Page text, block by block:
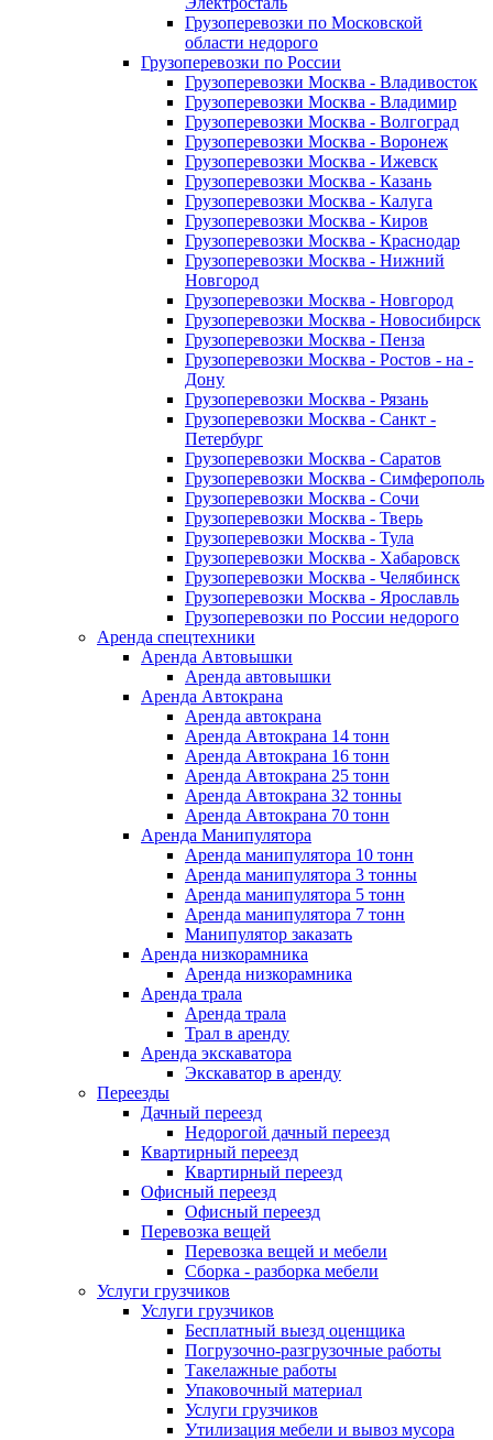
Грузоперевозки по Московской
области недорого
Грузоперевозки по России
Грузоперевозки Москва - Владивосток
Грузоперевозки Москва - Владимир
Грузоперевозки Москва - Волгоград
Грузоперевозки Москва - Воронеж
Грузоперевозки Москва - Ижевск
Грузоперевозки Москва - Казань
Грузоперевозки Москва - Калуга
Грузоперевозки Москва - Киров
Грузоперевозки Москва - Краснодар
Грузоперевозки Москва - Нижний
Новгород
Грузоперевозки Москва - Новгород
Грузоперевозки Москва - Новосибирск
Грузоперевозки Москва - Пенза
Грузоперевозки Москва - Ростов - на -
Дону
Грузоперевозки Москва - Рязань
Грузоперевозки Москва - Санкт -
Петербург
Грузоперевозки Москва - Саратов
Грузоперевозки Москва - Симферополь
Грузоперевозки Москва - Сочи
Грузоперевозки Москва - Тверь
Грузоперевозки Москва - Тула
Грузоперевозки Москва - Хабаровск
Грузоперевозки Москва - Челябинск
Грузоперевозки Москва - Ярославль
Грузоперевозки по России недорого
Аренда спецтехники
Аренда Автовышки
Аренда автовышки
Аренда Автокрана
Аренда автокрана
Аренда Автокрана 14 тонн
Аренда Автокрана 16 тонн
Аренда Автокрана 25 тонн
Аренда Автокрана 32 тонны
Аренда Автокрана 70 тонн
Аренда Манипулятора
Аренда манипулятора 10 тонн
Аренда манипулятора 3 тонны
Аренда манипулятора 5 тонн
Аренда манипулятора 7 тонн
Манипулятор заказать
Аренда низкорамника
Аренда низкорамника
Аренда трала
Аренда трала
Трал в аренду
Аренда экскаватора
Экскаватор в аренду
Переезды
Дачный переезд
Недорогой дачный переезд
Квартирный переезд
Квартирный переезд
Офисный переезд
Офисный переезд
Перевозка вещей
Перевозка вещей и мебели
Сборка - разборка мебели
Услуги грузчиков
Услуги грузчиков
Бесплатный выезд оценщика
Погрузочно-разгрузочные работы
Такелажные работы
Упаковочный материал
Услуги грузчиков
Утилизация мебели и вывоз мусора